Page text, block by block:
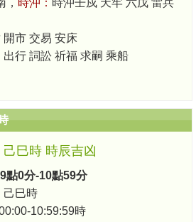
， 時沖： 時沖壬戍 天牢 六戊 雷兵
開市 交易 安床
出行 詞訟 祈福 求嗣 乘船
巳時 時辰吉凶
點0分-10點59分
己巳時
10:59:59時